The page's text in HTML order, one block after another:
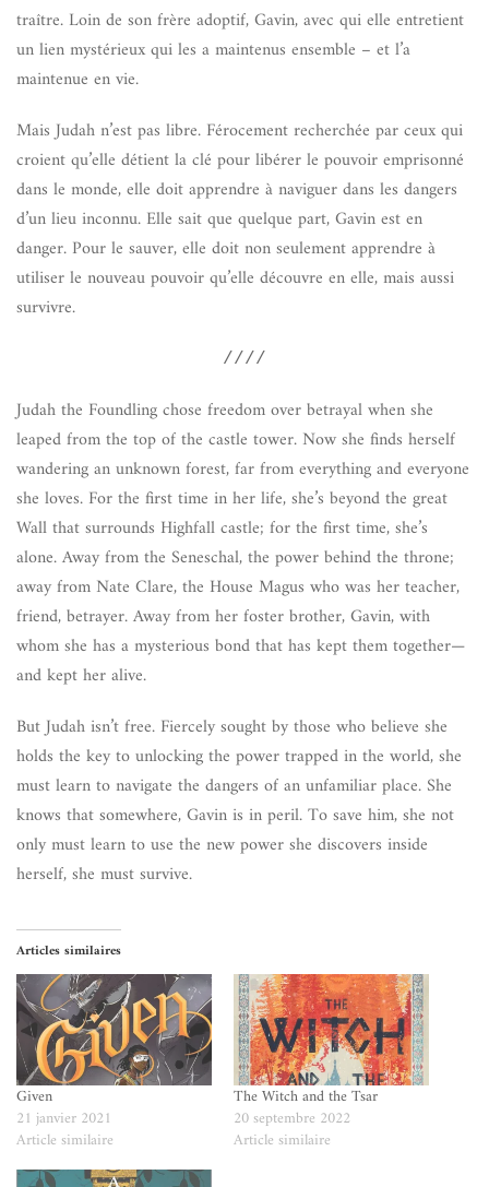
traître. Loin de son frère adoptif, Gavin, avec qui elle entretient
un lien mystérieux qui les a maintenus ensemble – et l’a
maintenue en vie.
Mais Judah n’est pas libre. Férocement recherchée par ceux qui
croient qu’elle détient la clé pour libérer le pouvoir emprisonné
dans le monde, elle doit apprendre à naviguer dans les dangers
d’un lieu inconnu. Elle sait que quelque part, Gavin est en
danger. Pour le sauver, elle doit non seulement apprendre à
utiliser le nouveau pouvoir qu’elle découvre en elle, mais aussi
survivre.
////
Judah the Foundling chose freedom over betrayal when she
leaped from the top of the castle tower. Now she finds herself
wandering an unknown forest, far from everything and everyone
she loves. For the first time in her life, she’s beyond the great
Wall that surrounds Highfall castle; for the first time, she’s
alone. Away from the Seneschal, the power behind the throne;
away from Nate Clare, the House Magus who was her teacher,
friend, betrayer. Away from her foster brother, Gavin, with
whom she has a mysterious bond that has kept them together—
and kept her alive.
But Judah isn’t free. Fiercely sought by those who believe she
holds the key to unlocking the power trapped in the world, she
must learn to navigate the dangers of an unfamiliar place. She
knows that somewhere, Gavin is in peril. To save him, she not
only must learn to use the new power she discovers inside
herself, she must survive.
Articles similaires
Given
21 janvier 2021
Article similaire
The Witch and the Tsar
20 septembre 2022
Article similaire